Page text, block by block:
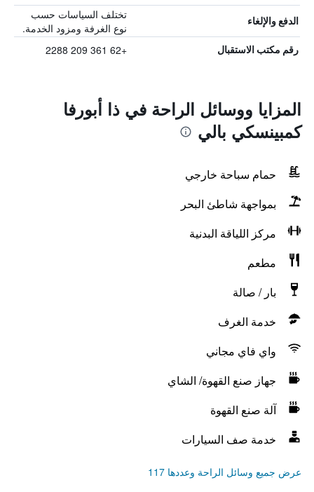
الدفع والإلغاء
تختلف السياسات حسب
نوع الغرفة ومزود الخدمة.
رقم مكتب الاستقبال +62 361 209 2288
المزايا ووسائل الراحة في ذا أبورفا
كمبينسكي بالي
حمام سباحة خارجي
بمواجهة شاطئ البحر
مركز اللياقة البدنية
مطعم
بار / صالة
خدمة الغرف
واي فاي مجاني
جهاز صنع القهوة/ الشاي
آلة صنع القهوة
خدمة صف السيارات
عرض جميع وسائل الراحة وعددها 117